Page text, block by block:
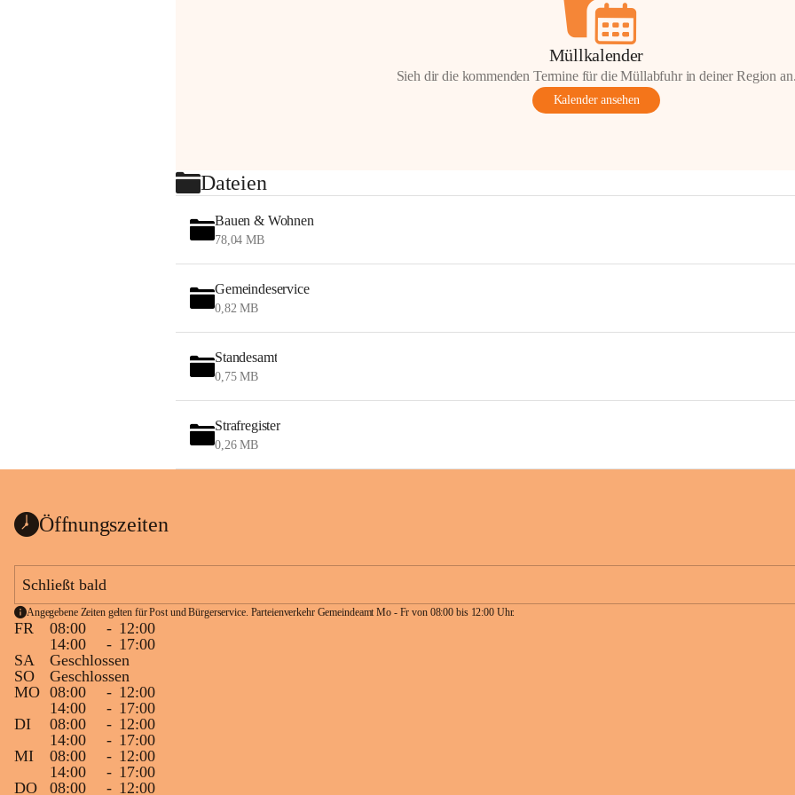
Müllkalender
Sieh dir die kommenden Termine für die Müllabfuhr in deiner Region
Kalender ansehen
Dateien
Bauen & Wohnen
78,04 MB
Gemeindeservice
0,82 MB
Standesamt
0,75 MB
Strafregister
0,26 MB
Öffnungszeiten
Schließt bald
Angegebene Zeiten gelten für Post und Bürgerservice. Parteienverkehr Gemeindeamt Mo - Fr von 08:00 bis 12:00 Uhr.
FR 08:00 - 12:00
14:00
- 17:00
SA
Geschlossen
SO
Geschlossen
MO 08:00 - 12:00
14:00
- 17:00
DI
08:00 - 12:00
14:00
- 17:00
MI
08:00 - 12:00
14:00
- 17:00
DO
08:00 - 12:00